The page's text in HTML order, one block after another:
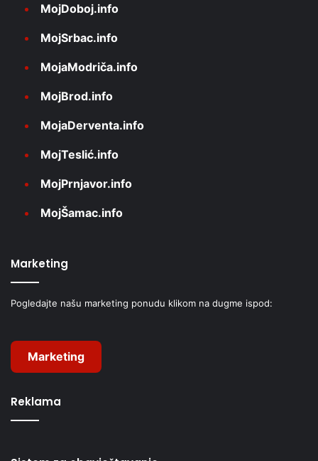
MojDoboj.info
MojSrbac.info
MojaModriča.info
MojBrod.info
MojaDerventa.info
MojTeslić.info
MojPrnjavor.info
MojŠamac.info
Marketing
Pogledajte našu marketing ponudu klikom na dugme ispod:
Marketing
Reklama